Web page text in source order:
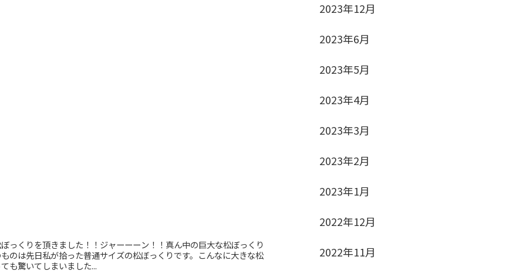
っくりを頂きました！！ジャーーーン！！真ん中の巨大な松ぼっくり
のは先日私が拾った普通サイズの松ぼっくりです。こんなに大きな松
も驚いてしまいました...
2023年12月
2023年6月
2023年5月
2023年4月
2023年3月
2023年2月
2023年1月
2022年12月
2022年11月